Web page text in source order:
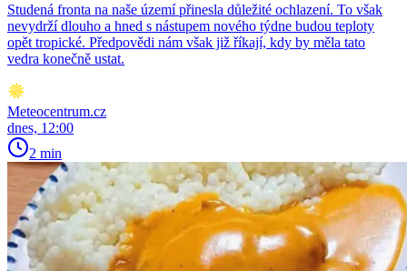
Studená fronta na naše území přinesla důležité ochlazení. To však
nevydrží dlouho a hned s nástupem nového týdne budou teploty
opět tropické. Předpovědi nám však již říkají, kdy by měla tato
vedra konečně ustat.
Meteocentrum.cz
dnes, 12:00
2 min